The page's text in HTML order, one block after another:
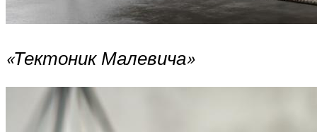
«Тектоник Малевича»